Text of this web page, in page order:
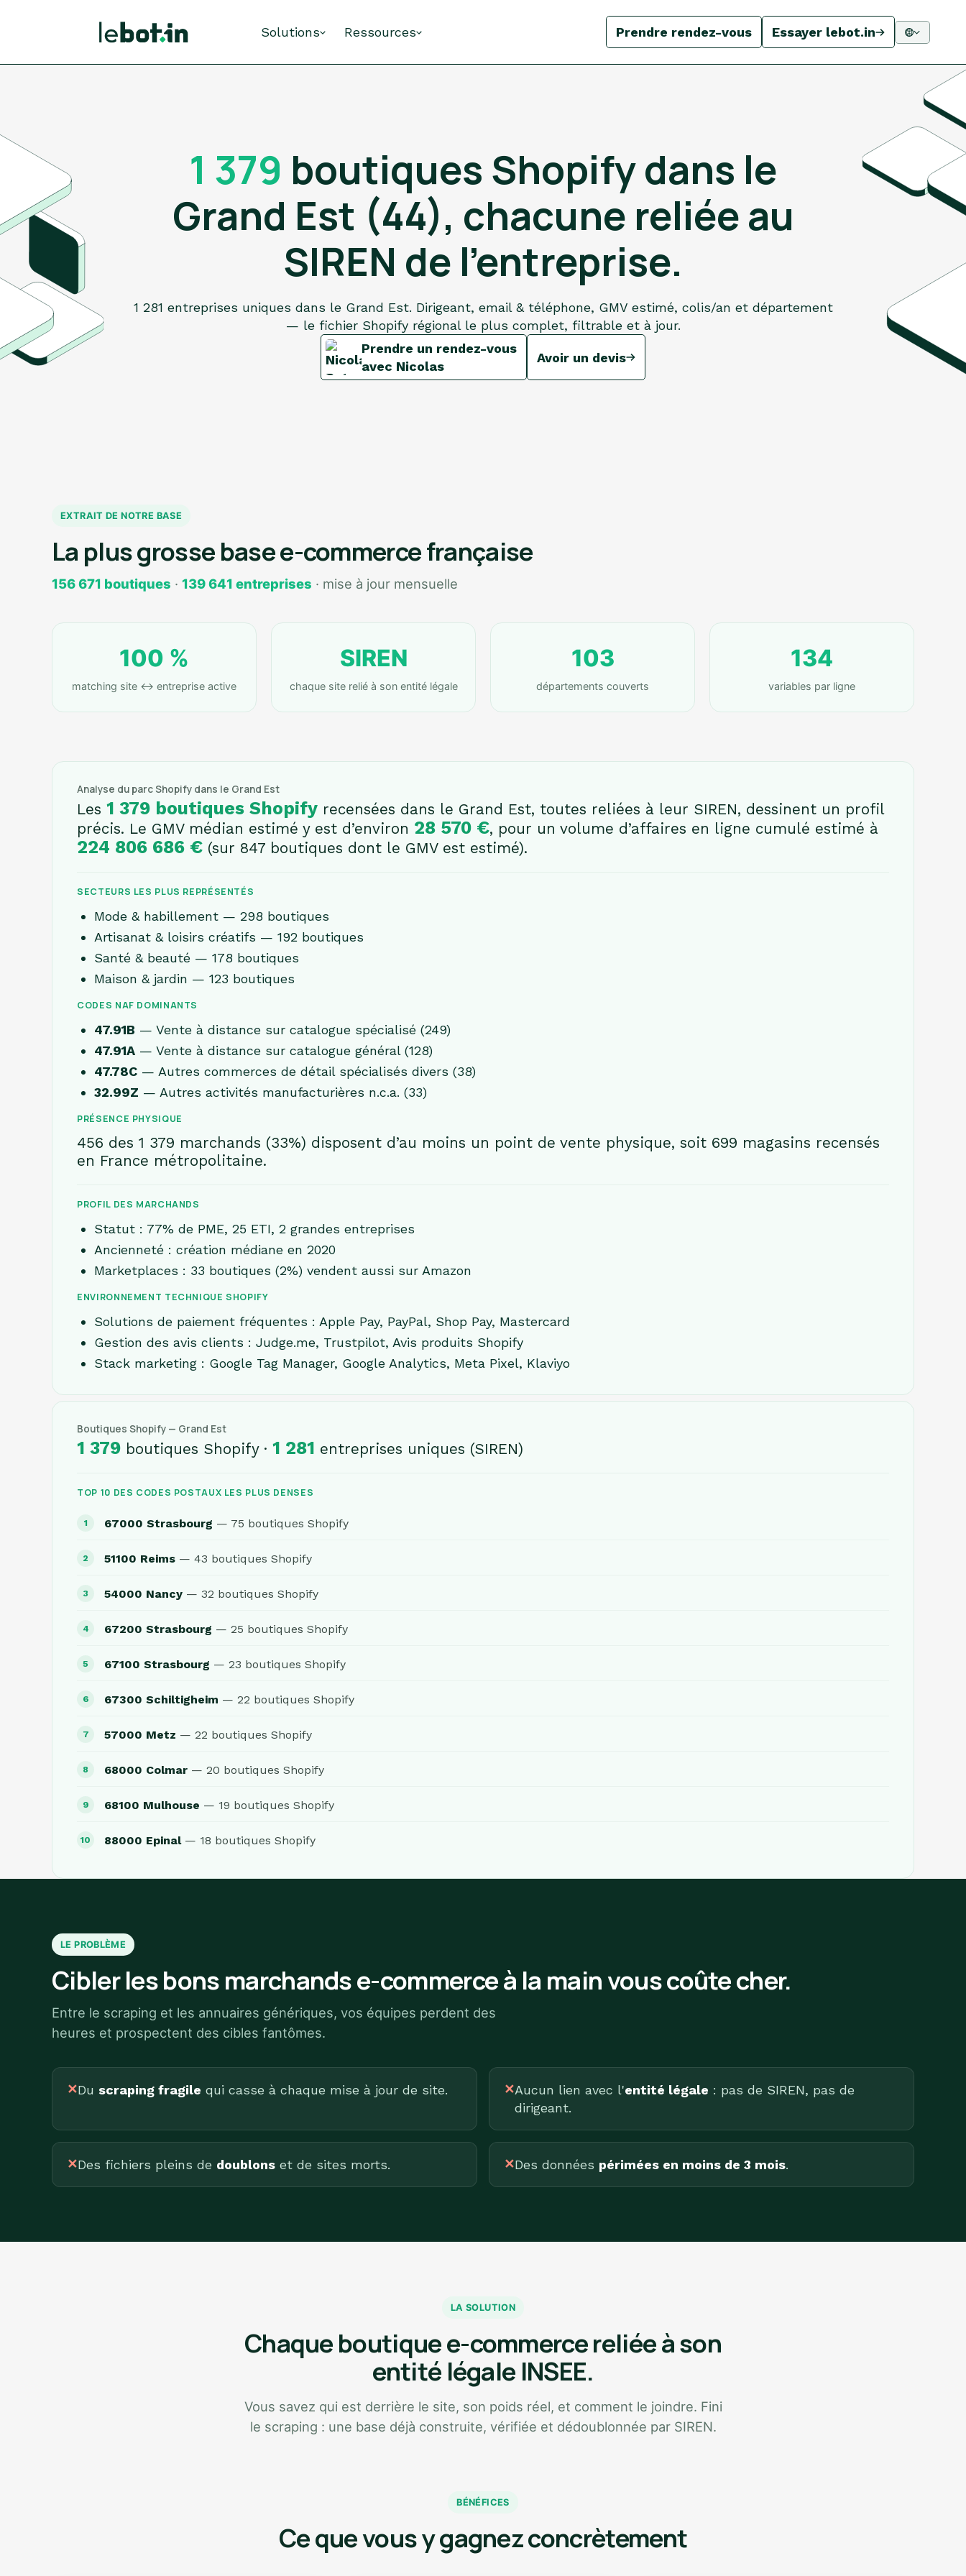
Solutions Ressources Prendre rendez-vous Essayer lebot.in
1 379 boutiques Shopify dans le
Grand Est (44), chacune reliée au
SIREN de l'entreprise.
1 281 entreprises uniques dans le Grand Est. Dirigeant, email & téléphone, GMV estimé, colis/an et département
— le fichier Shopify régional le plus complet, filtrable et à jour.
Prendre un rendez-vous
avec Nicolas
Avoir un devis
EXTRAIT DE NOTRE BASE
La plus grosse base e-commerce française
156 671 boutiques · 139 641 entreprises · mise à jour mensuelle
100 %
matching site ↔ entreprise active
SIREN
chaque site relié à son entité légale
103
départements couverts
134
variables par ligne
Analyse du parc Shopify dans le Grand Est
Les1 379 boutiques Shopify recensées dans le Grand Est, toutes reliées à leur SIREN, dessinent un profil
précis. Le GMV médian estimé y est d’environ 28 570 €, pour un volume d’affaires en ligne cumulé estimé à
224 806 686 € (sur 847 boutiques dont le GMV est estimé).
SECTEURS LES PLUS REPRÉSENTÉS
Mode & habillement — 298 boutiques
Artisanat & loisirs créatifs — 192 boutiques
Santé & beauté — 178 boutiques
Maison & jardin — 123 boutiques
CODES NAF DOMINANTS
47.91B — Vente à distance sur catalogue spécialisé (249)
47.91A — Vente à distance sur catalogue général (128)
47.78C — Autres commerces de détail spécialisés divers (38)
32.99Z — Autres activités manufacturières n.c.a. (33)
PRÉSENCE PHYSIQUE
456 des 1 379 marchands (33%) disposent d’au moins un point de vente physique, soit 699 magasins recensés
en France métropolitaine.
PROFIL DES MARCHANDS
Statut : 77% de PME, 25 ETI, 2 grandes entreprises
Ancienneté : création médiane en 2020
Marketplaces : 33 boutiques (2%) vendent aussi sur Amazon
ENVIRONNEMENT TECHNIQUE SHOPIFY
Solutions de paiement fréquentes : Apple Pay, PayPal, Shop Pay, Mastercard
Gestion des avis clients : Judge.me, Trustpilot, Avis produits Shopify
Stack marketing : Google Tag Manager, Google Analytics, Meta Pixel, Klaviyo
Boutiques Shopify — Grand Est
1 379 boutiques Shopify ·1 281 entreprises uniques (SIREN)
TOP 10 DES CODES POSTAUX LES PLUS DENSES
67000 Strasbourg — 75 boutiques Shopify
51100 Reims — 43 boutiques Shopify
54000 Nancy — 32 boutiques Shopify
67200 Strasbourg — 25 boutiques Shopify
67100 Strasbourg — 23 boutiques Shopify
67300 Schiltigheim — 22 boutiques Shopify
57000 Metz — 22 boutiques Shopify
68000 Colmar — 20 boutiques Shopify
68100 Mulhouse — 19 boutiques Shopify
88000 Epinal— 18 boutiques Shopify
LE PROBLÈME
Cibler les bons marchands e-commerce à la main vous coûte cher.
Entre le scraping et les annuaires génériques, vos équipes perdent des
heures et prospectent des cibles fantômes.
✕Du scraping fragile qui casse à chaque mise à jour de site. ✕Aucun lien avec l'entité légale : pas de SIREN, pas de
dirigeant.
✕Des fichiers pleins de doublons et de sites morts. ✕Des données périmées en moins de 3 mois.
LA SOLUTION
Chaque boutique e-commerce reliée à son
entité légale INSEE.
Vous savez qui est derrière le site, son poids réel, et comment le joindre. Fini
le scraping : une base déjà construite, vérifiée et dédoublonnée par SIREN.
BÉNÉFICES
Ce que vous y gagnez concrètement